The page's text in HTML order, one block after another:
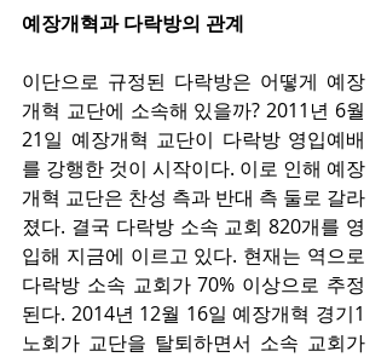
예장개혁과 다락방의 관계
이단으로 규정된 다락방은 어떻게 예장
개혁 교단에 소속해 있을까? 2011년 6월
21일 예장개혁 교단이 다락방 영입예배
를 강행한 것이 시작이다. 이로 인해 예장
개혁 교단은 찬성 측과 반대 측 둘로 갈라
졌다. 결국 다락방 소속 교회 820개를 영
입해 지금에 이르고 있다. 현재는 역으로
다락방 소속 교회가 70% 이상으로 추정
된다. 2014년 12월 16일 예장개혁 경기1
노회가 교단을 탈퇴하면서 소속 교회가